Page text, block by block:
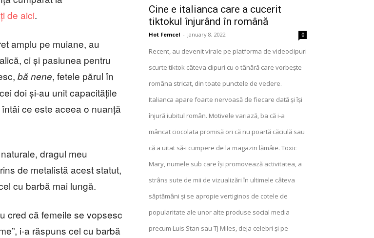
de aici.
amplu pe muiane, au
ci și pasiunea pentru
bă nene, fetele părul în
doi și-au unit capacitățile
ce este aceea o nuanță
dragul meu
de metalistă acest statut,
cu barbă mai lungă.
cred că femeile se vopsesc
i-a răspuns cel cu barbă
Cine e italianca care a cucerit
tiktokul înjurând în română
Hot Femcel - January 8, 2022 0
Recent, au devenit virale pe platforma de videoclipuri
scurte tiktok câteva clipuri cu o tânără care vorbește
româna stricat, din toate punctele de vedere.
Italianca apare foarte nervoasă de fiecare dată și își
înjură iubitul român. Motivele variază, ba că i-a
mâncat ciocolata promisă ori că nu poartă căciulă sau
că a uitat să-i cumpere de la magazin lămâie. Toxic
Mary, numele sub care își promovează activitatea, a
strâns sute de mii de vizualizări în ultimele câteva
săptămâni și se apropie vertiginos de cotele de
popularitate ale unor alte produse social media
precum Luis Stan sau TJ Miles, deja celebri și pe